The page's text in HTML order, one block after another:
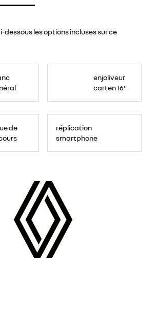
dessous les options incluses sur ce
enjoliveur
carten 16"
de
réplication
smartphone